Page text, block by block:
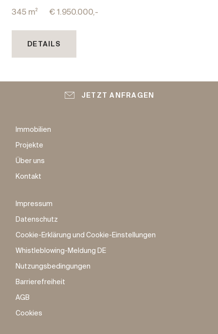
JETZT ANFRAGEN
345 m² € 1.950.000,-
DETAILS
Immobilien
Projekte
Über uns
Kontakt
Impressum
Datenschutz
Cookie-Erklärung und Cookie-Einstellungen
Whistleblowing-Meldung DE
Nutzungsbedingungen
Barrierefreiheit
AGB
Cookies